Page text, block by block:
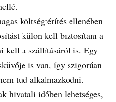
költségtérítés ellenében
külön kell biztosítani a
kell a szállításáról is. Egy
is van, így szigorúan
tud alkalmazkodni.
hivatali időben lehetséges,